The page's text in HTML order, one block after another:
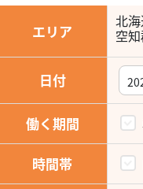
エリア
北
空
日付
働く期間
時間帯